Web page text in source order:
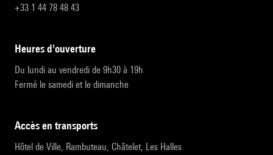
+33 1 44 78 48 43
heures d'ouverture
Du lundi au vendredi de 9h30 à 19h
Fermé le samedi et le dimanche
accès en transports
Hôtel de Ville, Rambuteau, Châtelet, Les Halles